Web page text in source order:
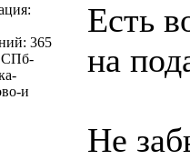
365
СПб-
и
Есть
на
Не